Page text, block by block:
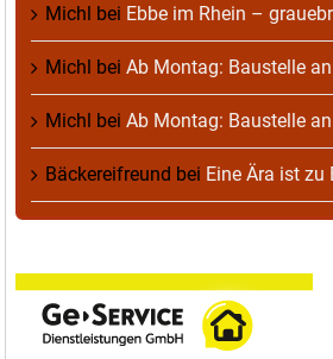
Michl bei Ebbe im Rhein –
Michl bei Ab Montag: Baustelle
Michl bei Ab Montag: Baustelle
Bäckereifreund bei Eine Ära ist zu